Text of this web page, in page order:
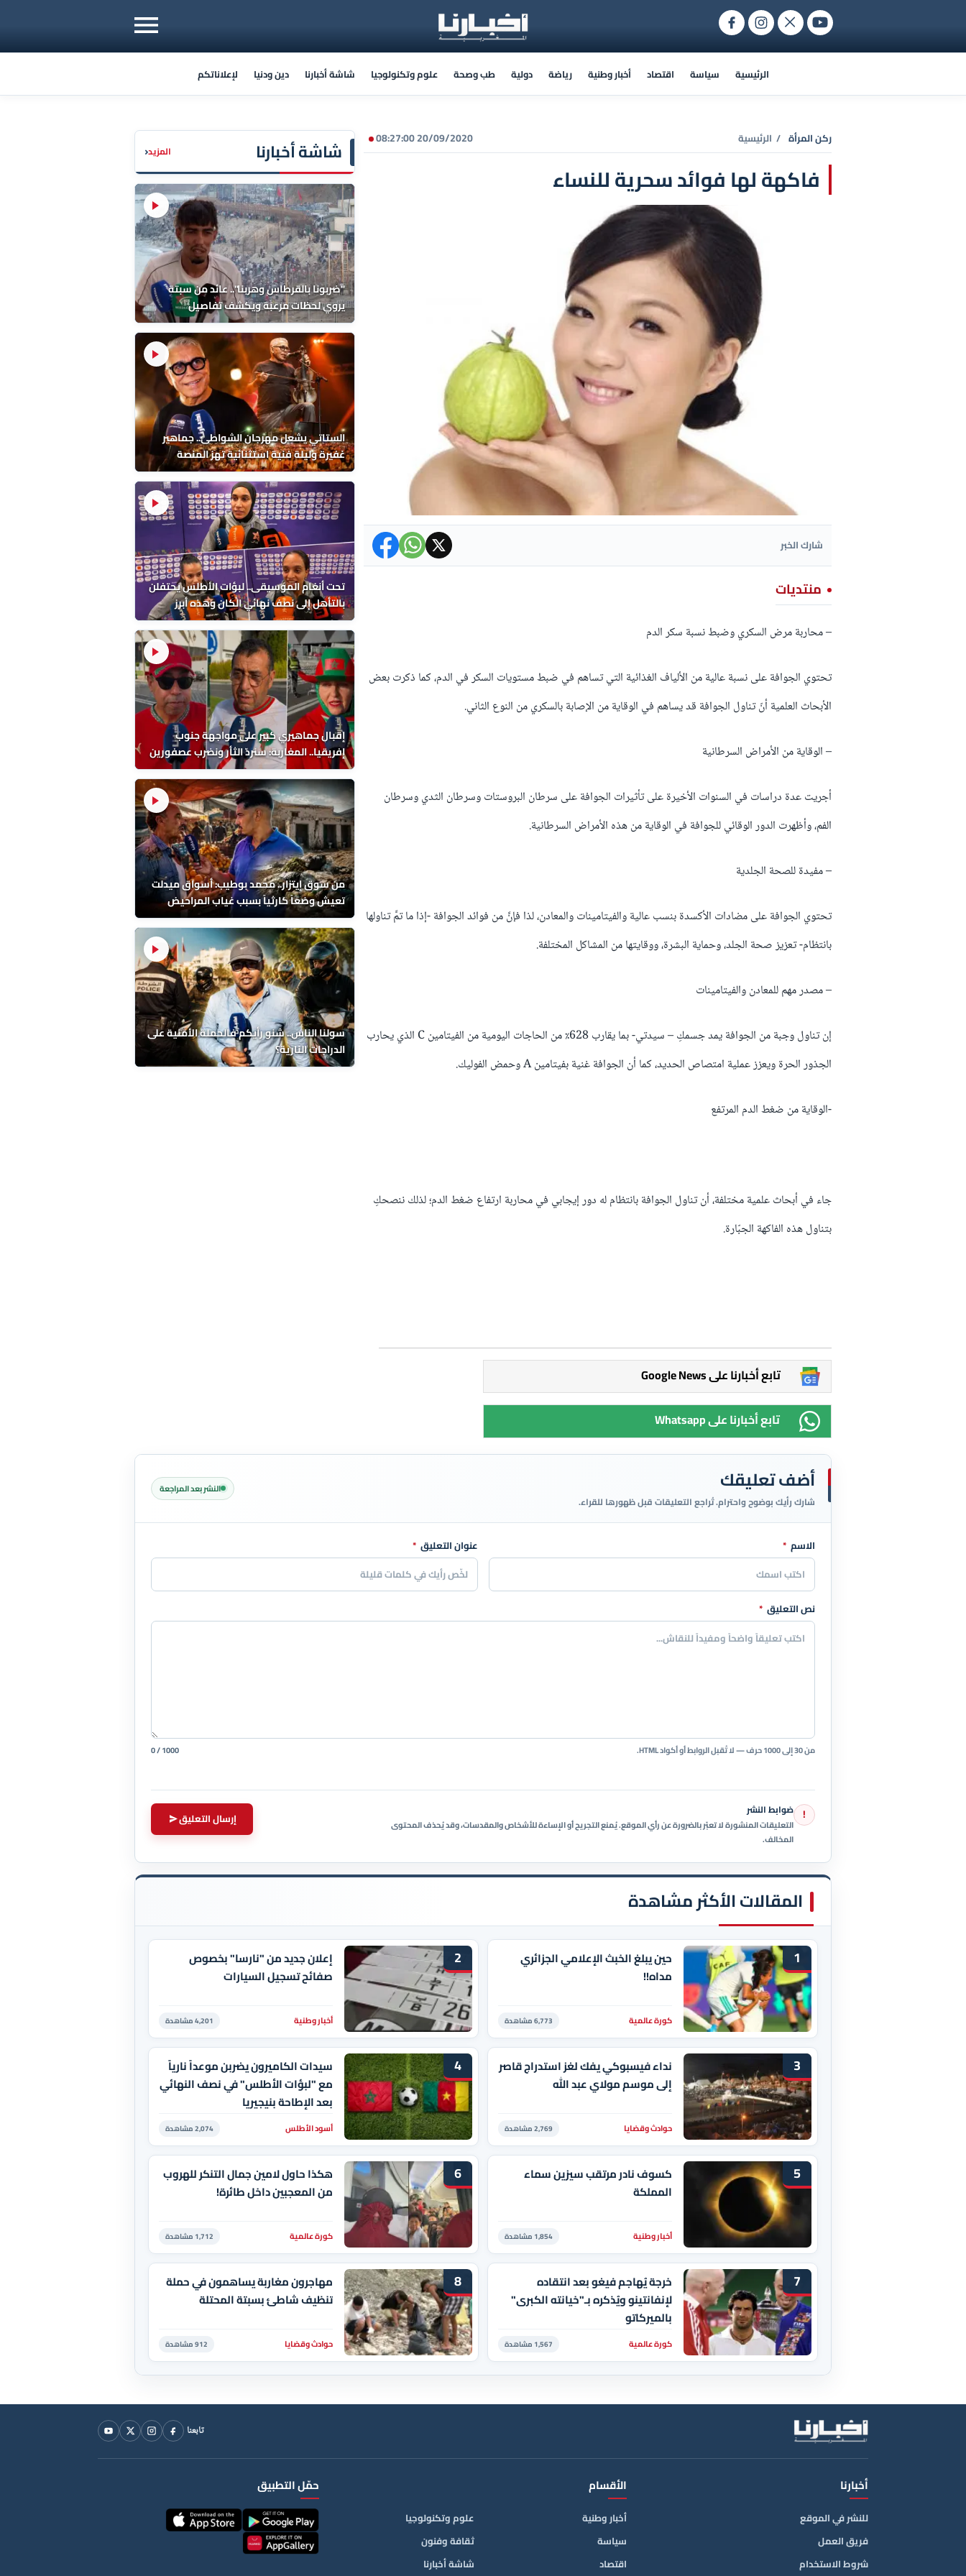
الرئيسية سياسة اقتصاد أخبار وطنية رياضة دولية طب وصحة علوم وتكنولوجيا شاشة أخبارنا دين ودنيا لإعلاناتكم
شاشة أخبارنا المزيد‹
"ضربونا بالقرطاس وهربنا".. عائد من سبتة
يروي لحظات مرعبة ويكشف تفاصيل
الاعتداءات الصادمة
الستاتي يشعل مهرجان الشواطئ.. جماهير
غفيرة وليلة فنية استثنائية تهز المنصة
تحت أنغام الموسيقى.. لبؤات الأطلس يحتفلن
بالتأهل إلى نصف نهائي الكان وهذه أبرز
تصريحاتهن
إقبال جماهيري كبير على مواجهة جنوب
إفريقيا.. المغاربة: سنردّ الثأر ونضرب عصفورين
بحجر واحد!
من سوق إيتزار.. محمد بوطيب: أسواق ميدلت
تعيش وضعاً كارثياً بسبب غياب المراحيض
سولنا الناس.. شنو رأيكم فالحملة الأمنية على
الدراجات النارية؟
20/09/2020 08:27:00 ركن المرأة / الرئيسية
فاكهة لها فوائد سحرية للنساء
شارك الخبر
منتديات
– محاربة مرض السكري وضبط نسبة سكر الدم
تحتوي الجوافة على نسبة عالية من الألياف الغذائية التي تساهم في ضبط مستويات السكر في الدم، كما ذكرت بعض
الأبحاث العلمية أنّ تناول الجوافة قد يساهم في الوقاية من الإصابة بالسكري من النوع الثاني.
– الوقاية من الأمراض السرطانية
أجريت عدة دراسات في السنوات الأخيرة على تأثيرات الجوافة على سرطان البروستات وسرطان الثدي وسرطان
الفم، وأظهرت الدور الوقائي للجوافة في الوقاية من هذه الأمراض السرطانية.
– مفيدة للصحة الجلدية
تحتوي الجوافة على مضادات الأكسدة بنسب عالية والفيتامينات والمعادن، لذا فإنَّ من فوائد الجوافة -إذا ما تمَّ تناولها
بانتظام- تعزيز صحة الجلد، وحماية البشرة، ووقايتها من المشاكل المختلفة.
– مصدر مهم للمعادن والفيتامينات
إن تناول وجبة من الجوافة يمد جسمكِ – سيدتي- بما يقارب 628٪ من الحاجات اليومية من الفيتامين C الذي يحارب
الجذور الحرة ويعزز عملية امتصاص الحديد، كما أن الجوافة غنية بفيتامين A وحمض الفوليك.
-الوقاية من ضغط الدم المرتفع
جاء في أبحاث علمية مختلفة، أن تناول الجوافة بانتظام له دور إيجابي في محاربة ارتفاع ضغط الدم؛ لذلك ننصحكِ
بتناول هذه الفاكهة الجبّارة.
Google News تابع أخبارنا على
Whatsapp تابع أخبارنا على
أضف تعليقك
شارك رأيك بوضوح واحترام. تُراجع التعليقات قبل ظهورها للقراء.
النشر بعد المراجعة
اترك هذا الحقل فارغاً
الاسم * عنوان التعليق *
نص التعليق *
من 30 إلى 1000 حرف — لا تُقبل الروابط أو أكواد HTML. 0 / 1000
! ضوابط النشر
التعليقات المنشورة لا تعبّر بالضرورة عن رأي الموقع. يُمنع التجريح أو الإساءة للأشخاص والمقدسات، وقد يُحذف المحتوى
المخالف.
إرسال التعليق
المقالات الأكثر مشاهدة
1
حين يبلغ الخبث الإعلامي الجزائري
مداه!!
كورة عالمية 6,773 مشاهدة
2
إعلان جديد من "نارسا" بخصوص
صفائح تسجيل السيارات
أخبار وطنية 4,201 مشاهدة
3
نداء فيسبوكي يفك لغز استدراج قاصر
إلى موسم مولاي عبد الله
حوادث وقضايا 2,769 مشاهدة
4
سيدات الكاميرون يضربن موعداً نارياً
مع "لبؤات الأطلس" في نصف النهائي
بعد الإطاحة بنيجيريا
أسود الأطلس 2,074 مشاهدة
5
كسوف نادر مرتقب سيزين سماء
المملكة
أخبار وطنية 1,854 مشاهدة
6
هكذا حاول لامين جمال التنكر للهروب
من المعجبين داخل طائرة!
كورة عالمية 1,712 مشاهدة
7
خرجة يُهاجم فيغو بعد انتقاده
لإنفانتينو ويُذكره بـ"خيانته الكبرى"
بالميركاتو
كورة عالمية 1,567 مشاهدة
8
مهاجرون مغاربة يساهمون في حملة
تنظيف شاطئ بسبتة المحتلة
حوادث وقضايا 912 مشاهدة
تابعنا
الأقسام
أخبار وطنية
سياسة
اقتصاد
علوم وتكنولوجيا
ثقافة وفنون
شاشة أخبارنا
أخبارنا
للنشر في الموقع
فريق العمل
شروط الاستخدام
حمّل التطبيق